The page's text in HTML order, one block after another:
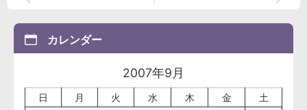
カレンダー
2007年9月
日 月 火 水 木 金
土